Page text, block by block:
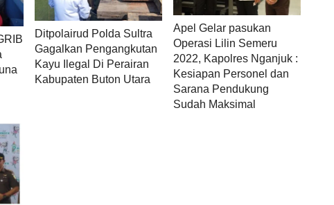
Ditpolairud Polda Sultra
Gagalkan Pengangkutan
Kayu Ilegal Di Perairan
Kabupaten Buton Utara
Apel Gelar pasukan
Operasi Lilin Semeru
2022, Kapolres Nganjuk :
Kesiapan Personel dan
Sarana Pendukung
Sudah Maksimal